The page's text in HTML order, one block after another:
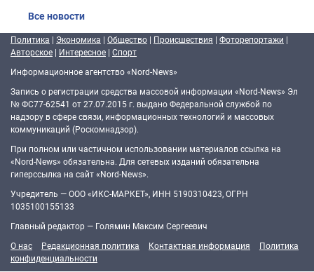
Все новости
Политика | Экономика | Общество | Происшествия | Фоторепортажи |
Авторское | Интересное | Спорт
Информационное агентство «Nord-News»
Запись о регистрации средства массовой информации «Nord-News» Эл
№ ФС77-62541 от 27.07.2015 г. выдано Федеральной службой по
надзору в сфере связи, информационных технологий и массовых
коммуникаций (Роскомнадзор).
При полном или частичном использовании материалов ссылка на
«Nord-News» обязательна. Для сетевых изданий обязательна
гиперссылка на сайт «Nord-News».
Учредитель — ООО «ИКС-МАРКЕТ», ИНН 5190310423, ОГРН
1035100155133
Главный редактор — Голямин Максим Сергеевич
О нас
Редакционная политика Контактная информация
Политика
конфиденциальности